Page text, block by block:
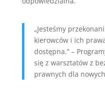
„Jesteśmy
kierowców i ich
dostępna.” –
się z warsztatów z
prawnych dla